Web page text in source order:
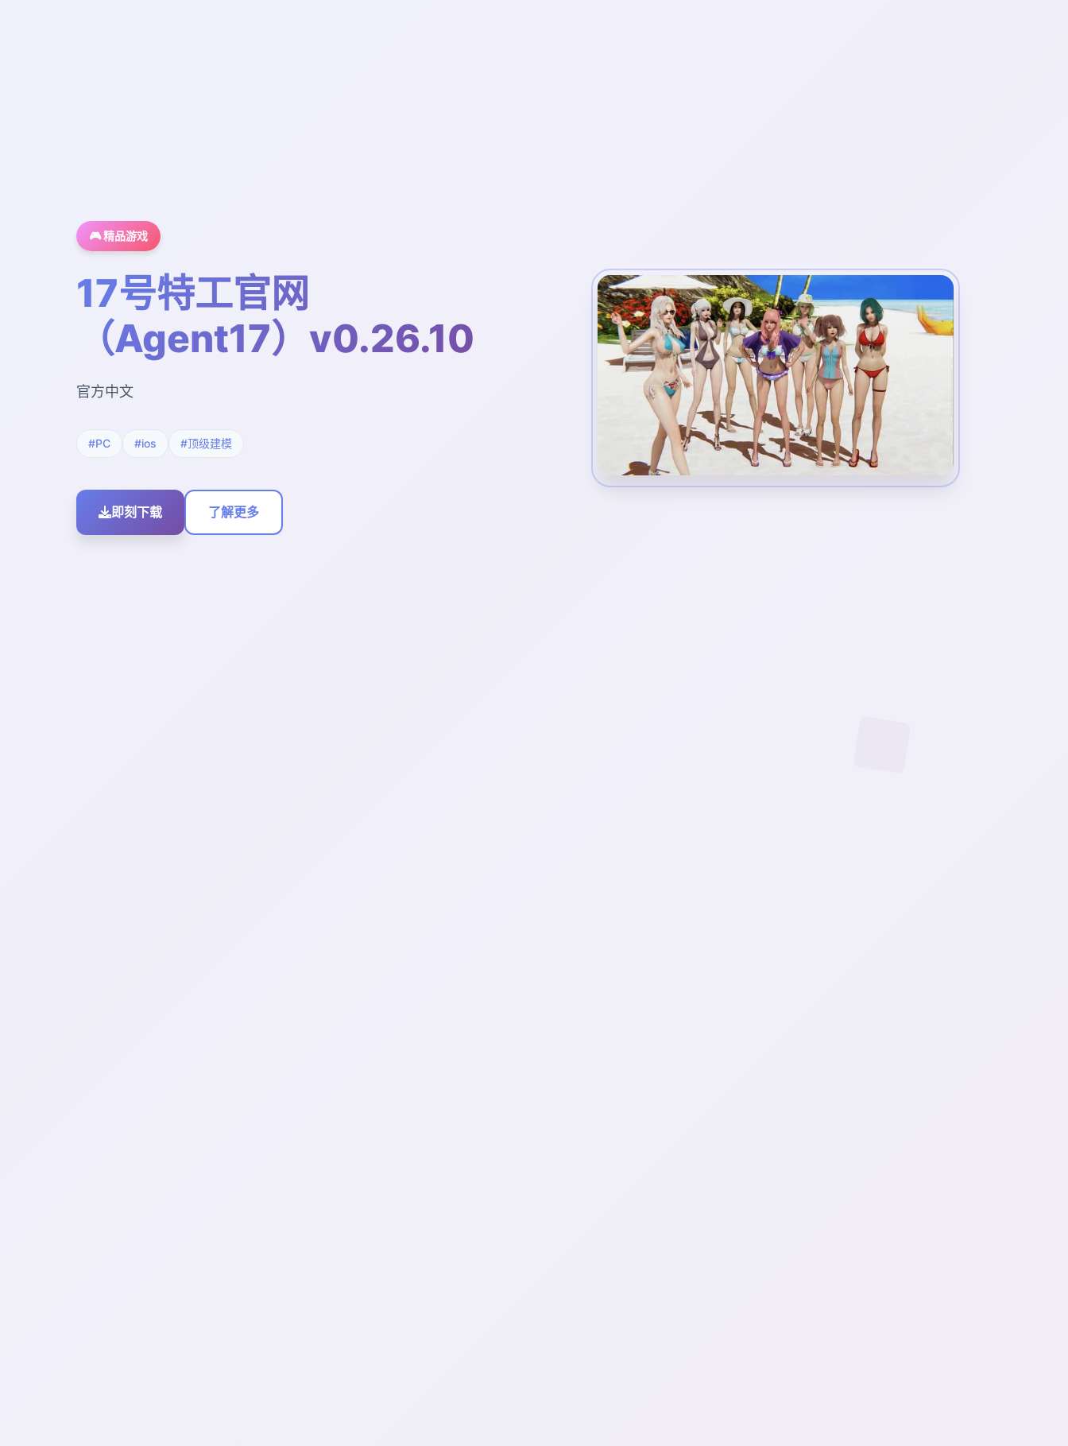
🎮 精品游戏
17号特工官网
（Agent17）v0.26.10
官方中文
#PC #ios #顶级建模
即刻下载 了解更多